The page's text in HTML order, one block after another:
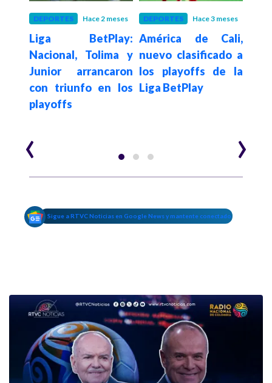
DEPORTES Hace 2 meses
Liga BetPlay:
Nacional, Tolima y
Junior arrancaron
con triunfo en los
playoffs
DEPORTES Hace 3 meses
América de Cali,
nuevo clasificado a
los playoffs de la
Liga BetPlay
‹ ›
Sigue a RTVC Noticias en Google News y mantente conectado